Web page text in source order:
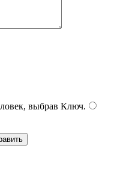
выбрав Ключ.